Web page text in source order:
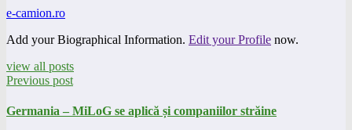
e-camion.ro
Add your Biographical Information. Edit your Profile now.
view all posts
Previous post
Germania – MiLoG se aplică și companiilor străine